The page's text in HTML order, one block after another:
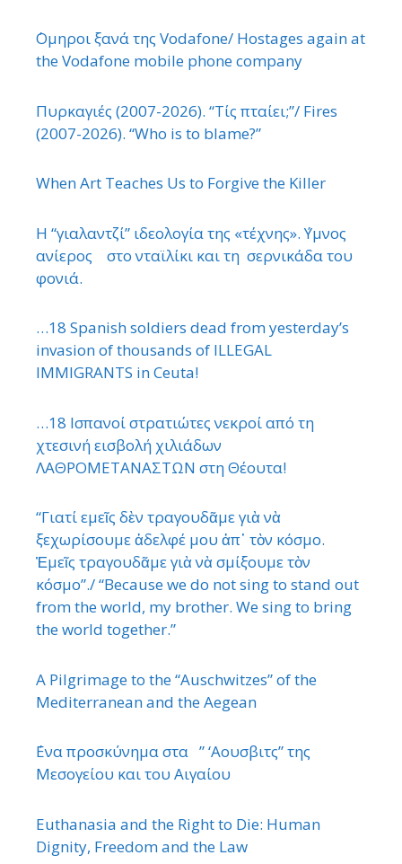
΄Ομηροι ξανά της Vodafone/ Hostages again at
the Vodafone mobile phone company
Πυρκαγιές (2007-2026). “Τίς πταίει;”/ Fires
(2007-2026). “Who is to blame?”
When Art Teaches Us to Forgive the Killer
Η “γιαλαντζί” ιδεολογία της «τέχνης». ΄Υμνος
ανίερος στο νταϊλίκι και τη σερνικάδα του
φονιά.
…18 Spanish soldiers dead from yesterday’s
invasion of thousands of ILLEGAL
IMMIGRANTS in Ceuta!
…18 Ισπανοί στρατιώτες νεκροί από τη
χτεσινή εισβολή χιλιάδων
ΛΑΘΡΟΜΕΤΑΝΑΣΤΩΝ στη Θέουτα!
“Γιατί εμεῖς δὲν τραγουδᾶμε γιὰ νὰ
ξεχωρίσουμε ἀδελφέ μου ἀπ᾿ τὸν κόσμο.
Ἐμεῖς τραγουδᾶμε γιὰ νὰ σμίξουμε τὸν
κόσμο”./ “Because we do not sing to stand out
from the world, my brother. We sing to bring
the world together.”
A Pilgrimage to the “Auschwitzes” of the
Mediterranean and the Aegean
΄Ενα προσκύνημα στα ” ‘Αουσβιτς” της
Μεσογείου και του Αιγαίου
Euthanasia and the Right to Die: Human
Dignity, Freedom and the Law